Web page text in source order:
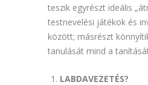
teszik egyrészt ideális
testnevelési játékok és
között; másrészt
tanulását mind a
LABDAVEZETÉS?